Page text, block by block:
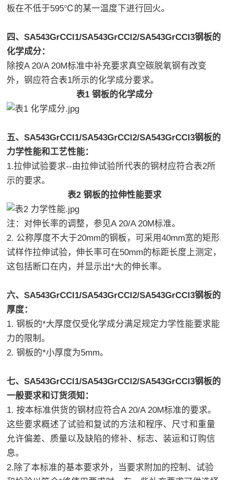
板在不低于595℃的某一温度下进行回火。
四、SA543GrCCl1/SA543GrCCl2/SA543GrCCl3钢板的
化学成分：
除按A 20/A 20M标准中补充要求真空碳脱氧钢有改变
外，钢应符合表1所示的化学成分要求。
表1 钢板的化学成分
五、SA543GrCCl1/SA543GrCCl2/SA543GrCCl3钢板的
力学性能和工艺性能：
1.拉伸试验要求--由拉伸试验所代表的钢材应符合表2所
示的要求。
表2 钢板的拉伸性能要求
注：对伸长率的调整，参见A 20/A 20M标准。
2. 公称厚度不大于20mm的钢板，可采用40mm宽的矩形
试样作拉伸试验，伸长率可在50mm的标距长度上测定，
这包括断口在内，并显示出*大的伸长率。
六、SA543GrCCl1/SA543GrCCl2/SA543GrCCl3钢板的
厚度：
1. 钢板的*大厚度仅受化学成分满足规定力学性能要求能
力的限制。
2. 钢板的*小厚度为5mm。
七、SA543GrCCl1/SA543GrCCl2/SA543GrCCl3钢板的
一般要求和订货须知：
1. 按本标准供货的钢材应符合A 20/A 20M标准的要求。
这些要求概述了试验和复试的方法和程序、尺寸和重量
允许偏差、质量以及缺陷的修补、标志、装运和订购信
息。
2.除了本标准的基本要求外，当要求附加的控制、试验